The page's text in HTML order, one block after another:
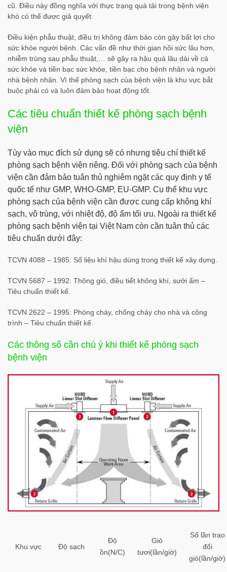
cũ. Điều này đồng nghĩa với thực trạng quá tải trong bệnh viện
khó có thể được giả quyết.
Điều kiện phẫu thuật, điều trị không đảm bảo còn gây bất lợi cho
sức khỏe người bệnh. Các vấn đề như thời gian hồi sức lâu hơn,
nhiễm trùng sau phẫu thuật,… sẽ gây ra hậu quả lâu dài về cả
sức khỏe và tiền bạc sức khỏe, tiền bạc cho bệnh nhân và người
nhà bệnh nhân. Vì thế phòng sạch của bệnh viện là khu vực bắt
buộc phải có và luôn đảm bảo hoạt động tốt.
Các tiêu chuẩn thiết kế phòng sạch bệnh
viện
Tùy vào mục đích sử dụng sẽ có nhưng tiêu chí thiết kế
phòng sạch bệnh viện riêng. Đối với phòng sạch của bệnh
viện cần đảm bảo tuân thủ nghiêm ngặt các quy định y tế
quốc tế như GMP, WHO-GMP, EU-GMP. Cụ thể khu vực
phòng sạch của bệnh viện cần được cung cấp không khí
sạch, vô trùng, với nhiệt độ, độ ẩm tối ưu. Ngoài ra thiết kế
phòng sạch bệnh viện tại Việt Nam còn cần tuân thủ các
tiêu chuẩn dưới đây:
TCVN 4088 – 1985: Số liệu khí hậu dùng trong thiết kế xây dựng.
TCVN 5687 – 1992: Thông gió, điều tiết không khí, sưởi ấm –
Tiêu chuẩn thiết kế.
TCVN 2622 – 1995: Phòng cháy, chống cháy cho nhà và công
trình – Tiêu chuẩn thiết kế.
Các thông số cần chú ý khi thiết kế phòng sạch
bệnh viện
Khu vực Độ sạch
Độ
ồn(N/C)
Gió
tươi(lần/giờ)
Số lần trao
đổi
gió(lần/giờ)